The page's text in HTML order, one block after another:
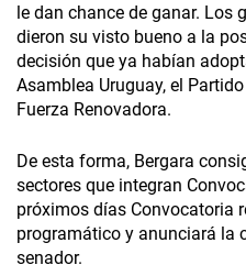
le dan chance de ganar. Los
dieron su visto bueno a la
decisión que ya habían
Asamblea Uruguay, el
Fuerza Renovadora.
De esta forma, Bergara
sectores que integran
próximos días Convocatoria
programático y anunciará la
senador.